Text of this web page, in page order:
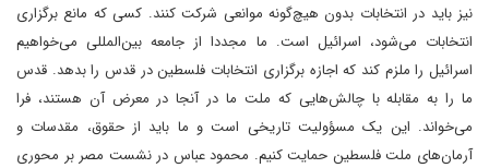
نیز باید در انتخابات بدون هیچ‌گونه موانعی شرکت کنند. کسی که مانع برگزاری
انتخابات می‌شود، اسرائیل است. ما مجددا از جامعه بین‌المللی می‌خواهیم
اسرائیل را ملزم کند که اجازه برگزاری انتخابات فلسطین در قدس را بدهد. قدس
ما را به مقابله با چالش‌هایی که ملت ما در آنجا در معرض آن هستند، فرا
می‌خواند. این یک مسؤولیت تاریخی است و ما باید از حقوق، مقدسات و
آرمان‌های ملت فلسطین حمایت کنیم. محمود عباس در نشست مصر بر محوری